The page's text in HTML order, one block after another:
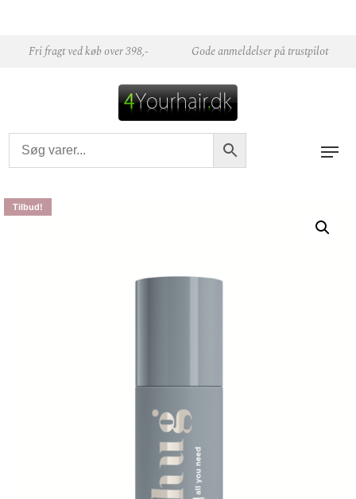
Fri fragt ved køb over 398,- Gode anmeldelser på trustpilot
Tilbud!